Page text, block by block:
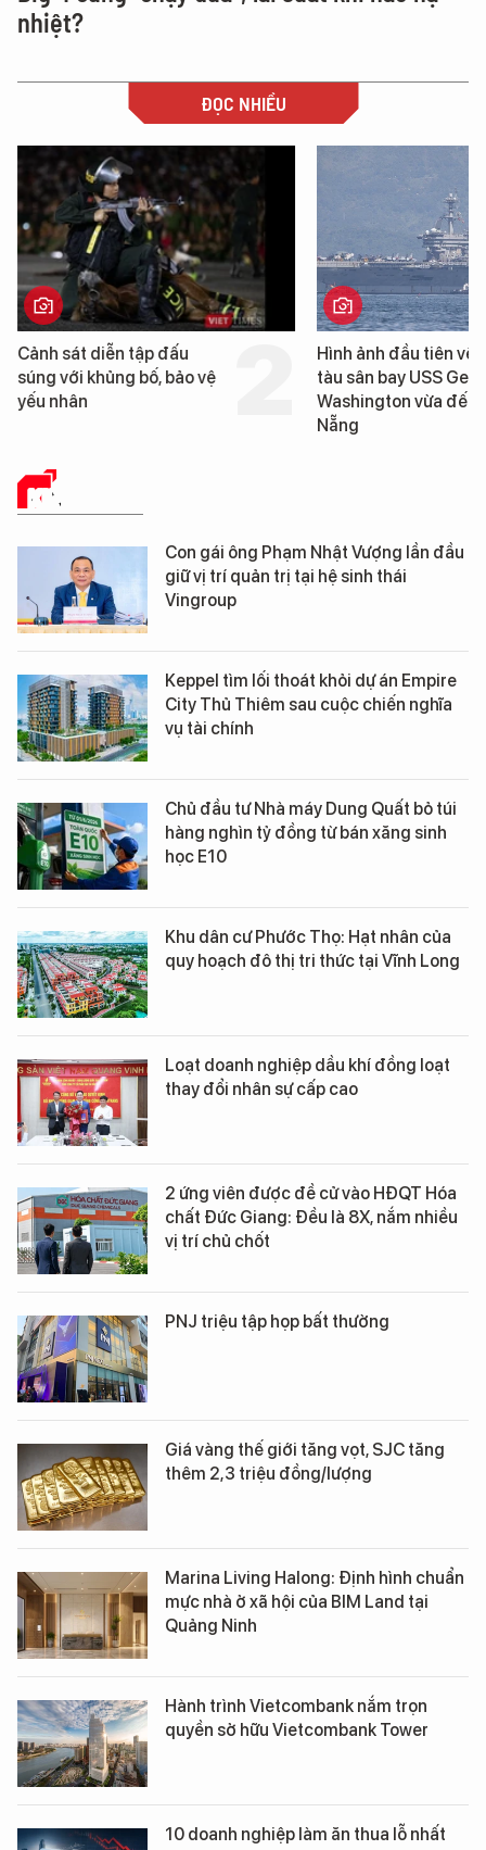
nhiệt?
ĐỌC NHIỀU
Cảnh sát diễn tập đấu
súng với khủng bố, bảo vệ
yếu nhân
Hình ảnh đầu tiên về
tàu sân bay USS
Washington vừa đến
Nẵng
KINH TẾ SỐ
Con gái ông Phạm Nhật Vượng lần đầu
giữ vị trí quản trị tại hệ sinh thái
Vingroup
Keppel tìm lối thoát khỏi dự án Empire
City Thủ Thiêm sau cuộc chiến nghĩa
vụ tài chính
Chủ đầu tư Nhà máy Dung Quất bỏ túi
hàng nghìn tỷ đồng từ bán xăng sinh
học E10
Khu dân cư Phước Thọ: Hạt nhân của
quy hoạch đô thị tri thức tại Vĩnh Long
Loạt doanh nghiệp dầu khí đồng loạt
thay đổi nhân sự cấp cao
2 ứng viên được đề cử vào HĐQT Hóa
chất Đức Giang: Đều là 8X, nắm nhiều
vị trí chủ chốt
PNJ triệu tập họp bất thường
Giá vàng thế giới tăng vọt, SJC tăng
thêm 2,3 triệu đồng/lượng
Marina Living Halong: Định hình chuẩn
mực nhà ở xã hội của BIM Land tại
Quảng Ninh
Hành trình Vietcombank nắm trọn
quyền sở hữu Vietcombank Tower
10 doanh nghiệp làm ăn thua lỗ nhất